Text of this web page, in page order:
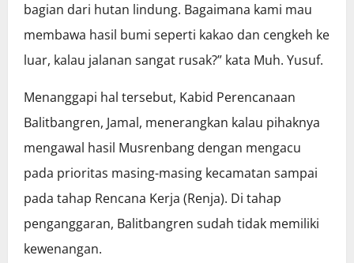
bagian dari hutan lindung. Bagaimana kami mau
membawa hasil bumi seperti kakao dan cengkeh ke
luar, kalau jalanan sangat rusak?” kata Muh. Yusuf.
Menanggapi hal tersebut, Kabid Perencanaan
Balitbangren, Jamal, menerangkan kalau pihaknya
mengawal hasil Musrenbang dengan mengacu
pada prioritas masing-masing kecamatan sampai
pada tahap Rencana Kerja (Renja). Di tahap
penganggaran, Balitbangren sudah tidak memiliki
kewenangan.